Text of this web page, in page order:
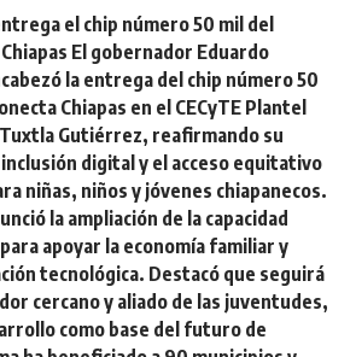
el chip número 50 mil del
El gobernador Eduardo
la entrega del chip número 50
Chiapas en el CECyTE Plantel
Gutiérrez, reafirmando su
digital y el acceso equitativo
niñas, niños y jóvenes chiapanecos.
la ampliación de la capacidad
apoyar la economía familiar y
tecnológica. Destacó que seguirá
cercano y aliado de las juventudes,
como base del futuro de